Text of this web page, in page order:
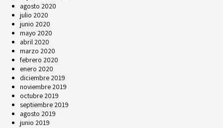
agosto 2020
julio 2020
junio 2020
mayo 2020
abril 2020
marzo 2020
febrero 2020
enero 2020
diciembre 2019
noviembre 2019
octubre 2019
septiembre 2019
agosto 2019
junio 2019